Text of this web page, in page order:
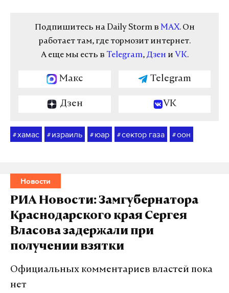
Подпишитесь на Daily Storm в MAX. Он
работает там, где тормозит интернет.
А еще мы есть в Telegram, Дзен и VK.
Макс Telegram
Дзен VK
#хамас # израиль # юар #сектор газа #оон
Новости
РИА Новости: Замгубернатора
Краснодарского края Сергея
Власова задержали при
получении взятки
Официальных комментариев властей пока
нет